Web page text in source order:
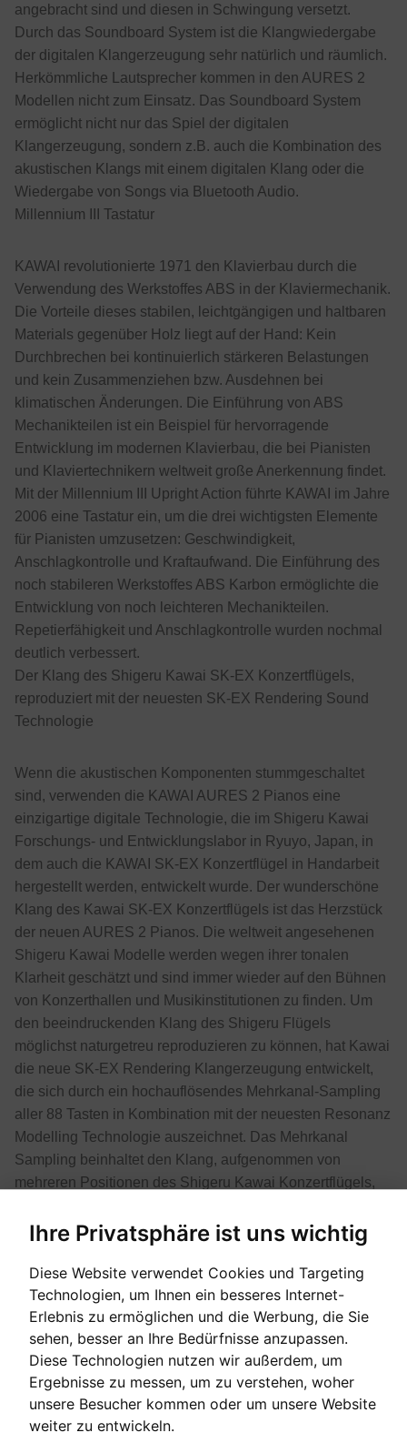
Ihre Privatsphäre ist uns wichtig
Diese Website verwendet Cookies und Targeting
Technologien, um Ihnen ein besseres Internet-
Erlebnis zu ermöglichen und die Werbung, die Sie
sehen, besser an Ihre Bedürfnisse anzupassen.
Diese Technologien nutzen wir außerdem, um
Ergebnisse zu messen, um zu verstehen, woher
unsere Besucher kommen oder um unsere Website
weiter zu entwickeln.
angebracht sind und diesen in Schwingung versetzt.
Durch das Soundboard System ist die Klangwiedergabe
der digitalen Klangerzeugung sehr natürlich und räumlich.
Herkömmliche Lautsprecher kommen in den AURES 2
Modellen nicht zum Einsatz. Das Soundboard System
ermöglicht nicht nur das Spiel der digitalen
Klangerzeugung, sondern z.B. auch die Kombination des
akustischen Klangs mit einem digitalen Klang oder die
Wiedergabe von Songs via Bluetooth Audio.
Millennium III Tastatur
KAWAI revolutionierte 1971 den Klavierbau durch die
Verwendung des Werkstoffes ABS in der Klaviermechanik.
Die Vorteile dieses stabilen, leichtgängigen und haltbaren
Materials gegenüber Holz liegt auf der Hand: Kein
Durchbrechen bei kontinuierlich stärkeren Belastungen
und kein Zusammenziehen bzw. Ausdehnen bei
klimatischen Änderungen. Die Einführung von ABS
Mechanikteilen ist ein Beispiel für hervorragende
Entwicklung im modernen Klavierbau, die bei Pianisten
und Klaviertechnikern weltweit große Anerkennung findet.
Mit der Millennium III Upright Action führte KAWAI im Jahre
2006 eine Tastatur ein, um die drei wichtigsten Elemente
für Pianisten umzusetzen: Geschwindigkeit,
Anschlagkontrolle und Kraftaufwand. Die Einführung des
noch stabileren Werkstoffes ABS Karbon ermöglichte die
Entwicklung von noch leichteren Mechanikteilen.
Repetierfähigkeit und Anschlagkontrolle wurden nochmal
deutlich verbessert.
Der Klang des Shigeru Kawai SK-EX Konzertflügels,
reproduziert mit der neuesten SK-EX Rendering Sound
Technologie
Wenn die akustischen Komponenten stummgeschaltet
sind, verwenden die KAWAI AURES 2 Pianos eine
einzigartige digitale Technologie, die im Shigeru Kawai
Forschungs- und Entwicklungslabor in Ryuyo, Japan, in
dem auch die KAWAI SK-EX Konzertflügel in Handarbeit
hergestellt werden, entwickelt wurde. Der wunderschöne
Klang des Kawai SK-EX Konzertflügels ist das Herzstück
der neuen AURES 2 Pianos. Die weltweit angesehenen
Shigeru Kawai Modelle werden wegen ihrer tonalen
Klarheit geschätzt und sind immer wieder auf den Bühnen
von Konzerthallen und Musikinstitutionen zu finden. Um
den beeindruckenden Klang des Shigeru Flügels
möglichst naturgetreu reproduzieren zu können, hat Kawai
die neue SK-EX Rendering Klangerzeugung entwickelt,
die sich durch ein hochauflösendes Mehrkanal-Sampling
aller 88 Tasten in Kombination mit der neuesten Resonanz
Modelling Technologie auszeichnet. Das Mehrkanal
Sampling beinhaltet den Klang, aufgenommen von
mehreren Positionen des Shigeru Kawai Konzertflügels,
reproduzieren kann und ermöglicht so lebendigere
authentische Klangveränderungen bei dynamischem
Spiel. Dieser natürliche und ausdrucksstarke Klang erfährt
eine weitere Bereicherung durch den Einsatz von Physical
Modelling mit neu entwickelten Resonanz Algorithmen.
IHSS Sensor System
Die Lautstärke der einzelnen Noten eines akustischen